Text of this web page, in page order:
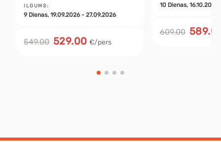
ILGUMS:
9 Dienas, 19.09.2026 - 27.09.2026
549.00 529.00 €/pers
10 Dienas,
609.00